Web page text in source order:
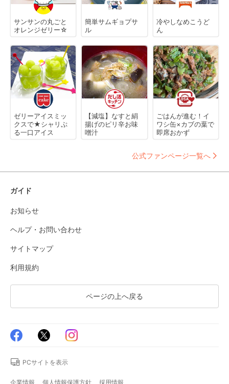
サンサンの丸ごと
オレンジゼリー☆
簡単サムギョプサ
ル
冷やしなめこうど
ん
ゼリーアイスミッ
クスで★シャリぷ
る一口アイス
【減塩】なすと絹
揚げのピリ辛お味
噌汁
ごはんが進む！イ
ワシ缶×カブの葉で
即席おかず
公式ファンページ一覧へ
ガイド
お知らせ
ヘルプ・お問い合わせ
サイトマップ
利用規約
ページの上へ戻る
PCサイトを表示
企業情報 個人情報保護方針 採用情報